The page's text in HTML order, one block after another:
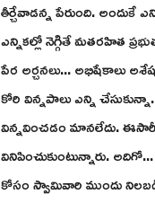
తీర్చేవాడన్న పేరుంది. అందుకే
ఎన్నికల్లో నెగ్గితే మతరహిత
పేర అర్చనలు... అభిషేకాలు
కోరి విన్నపాలు ఎన్ని
విన్నవించడం మానలేదు. ఈసారీ
వినిపించుకుంటున్నారు.
కోసం స్వామివారి ముందు